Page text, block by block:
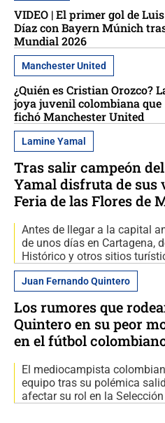
VIDEO | El primer gol de Luis
Díaz con Bayern Múnich
Mundial 2026
Manchester United
¿Quién es Cristian Orozco?
joya juvenil colombiana que
fichó Manchester United
Lamine Yamal
Tras salir campeón
Yamal disfruta de sus
Feria de las Flores de
Antes de llegar a la capital
de unos días en Cartagena,
Histórico y otros sitios
Juan Fernando Quintero
Los rumores que
Quintero en su peor
en el fútbol
El mediocampista
equipo tras su polémica
afectar su rol en la